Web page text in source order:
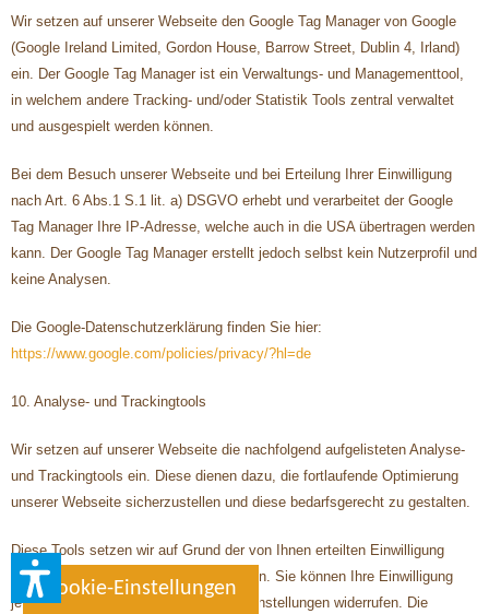
Cookie-Einstellungen
Wir setzen auf unserer Webseite den Google Tag Manager von Google
(Google Ireland Limited, Gordon House, Barrow Street, Dublin 4, Irland)
ein. Der Google Tag Manager ist ein Verwaltungs- und Managementtool,
in welchem andere Tracking- und/oder Statistik Tools zentral verwaltet
und ausgespielt werden können.
Bei dem Besuch unserer Webseite und bei Erteilung Ihrer Einwilligung
nach Art. 6 Abs.1 S.1 lit. a) DSGVO erhebt und verarbeitet der Google
Tag Manager Ihre IP-Adresse, welche auch in die USA übertragen werden
kann. Der Google Tag Manager erstellt jedoch selbst kein Nutzerprofil und
keine Analysen.
Die Google-Datenschutzerklärung finden Sie hier:
https://www.google.com/policies/privacy/?hl=de
10. Analyse- und Trackingtools
Wir setzen auf unserer Webseite die nachfolgend aufgelisteten Analyse-
und Trackingtools ein. Diese dienen dazu, die fortlaufende Optimierung
unserer Webseite sicherzustellen und diese bedarfsgerecht zu gestalten.
Diese Tools setzen wir auf Grund der von Ihnen erteilten Einwilligung
gem. Art. 6 Abs. 1 S. 1 lit. a DSGVO ein. Sie können Ihre Einwilligung
jederzeit durch Änderung der Cookie-Einstellungen widerrufen. Die